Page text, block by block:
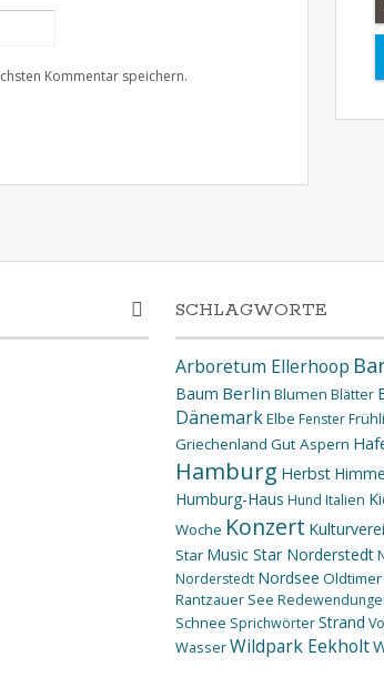
Kommentar speichern.
SCHLAGWORTE
Arboretum Ellerhoop
Baum Berlin Blumen Blätter
DänemarkElbe Fenster
Griechenland Gut Aspern
Hamburg Herbst
Humburg-Haus Hund Italien
Woche Konzert
Star Music Star Norderstedt
Norderstedt Nordsee Oldtimer
Rantzauer See
Schnee SprichwörterStrand
WasserWildpark Eekholt